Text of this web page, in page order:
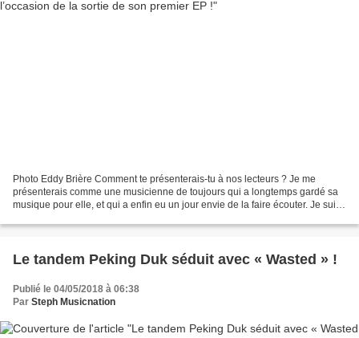
Photo Eddy Brière Comment te présenterais-tu à nos lecteurs ? Je me
présenterais comme une musicienne de toujours qui a longtemps gardé sa
musique pour elle, et qui a enfin eu un jour envie de la faire écouter. Je suis
Le tandem Peking Duk séduit avec « Wasted » !
Publié le 04/05/2018 à 06:38
Par Steph Musicnation